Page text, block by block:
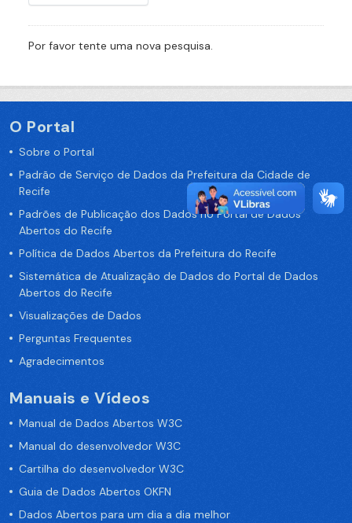
Por favor tente uma nova pesquisa.
O Portal
Sobre o Portal
Padrão de Serviço de Dados da Prefeitura da Cidade de
Recife
Padrões de Publicação dos Dados no Portal de Dados
Abertos do Recife
Política de Dados Abertos da Prefeitura do Recife
Sistemática de Atualização de Dados do Portal de Dados
Abertos do Recife
Visualizações de Dados
Perguntas Frequentes
Agradecimentos
Manuais e Vídeos
Manual de Dados Abertos W3C
Manual do desenvolvedor W3C
Cartilha do desenvolvedor W3C
Guia de Dados Abertos OKFN
Dados Abertos para um dia a dia melhor